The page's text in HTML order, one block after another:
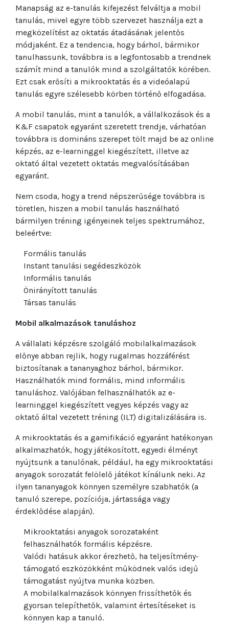
Manapság az e-tanulás kifejezést felváltja a mobil
tanulás, mivel egyre több szervezet használja ezt a
megközelítést az oktatás átadásának jelentős
módjaként. Ez a tendencia, hogy bárhol, bármikor
tanulhassunk, továbbra is a legfontosabb a trendnek
számít mind a tanulók mind a szolgáltatók körében.
Ezt csak erősíti a mikrooktatás és a videóalapú
tanulás egyre szélesebb körben történő elfogadása.
A mobil tanulás, mint a tanulók, a vállalkozások és a
K&F csapatok egyaránt szeretett trendje, várhatóan
továbbra is domináns szerepet tölt majd be az online
képzés, az e-learninggel kiegészített, illetve az
oktató által vezetett oktatás megvalósításában
egyaránt.
Nem csoda, hogy a trend népszerűsége továbbra is
töretlen, hiszen a mobil tanulás használható
bármilyen tréning igényeinek teljes spektrumához,
beleértve:
Formális tanulás
Instant tanulási segédeszközök
Informális tanulás
Önirányított tanulás
Társas tanulás
Mobil alkalmazások tanuláshoz
A vállalati képzésre szolgáló mobilalkalmazások
előnye abban rejlik, hogy rugalmas hozzáférést
biztosítanak a tananyaghoz bárhol, bármikor.
Használhatók mind formális, mind informális
tanuláshoz. Valójában felhasználhatók az e-
learninggel kiegészített vegyes képzés vagy az
oktató által vezetett tréning (ILT) digitalizálására is.
A mikrooktatás és a gamifikáció egyaránt hatékonyan
alkalmazhatók, hogy játékosított, egyedi élményt
nyújtsunk a tanulónak, például, ha egy mikrooktatási
anyagok sorozatát felölelő játékot kínálunk neki. Az
ilyen tananyagok könnyen személyre szabhatók (a
tanuló szerepe, pozíciója, jártassága vagy
érdeklődése alapján).
Mikrooktatási anyagok sorozataként
felhasználhatók formális képzésre.
Valódi hatásuk akkor érezhető, ha teljesítmény-
támogató eszközökként működnek valós idejű
támogatást nyújtva munka közben.
A mobilalkalmazások könnyen frissíthetők és
gyorsan telepíthetők, valamint értesítéseket is
könnyen kap a tanuló.